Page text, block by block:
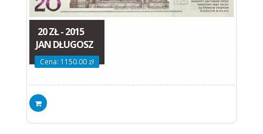
20 ZŁ - 2015
JAN DŁUGOSZ
Cena: 1150.00 zł